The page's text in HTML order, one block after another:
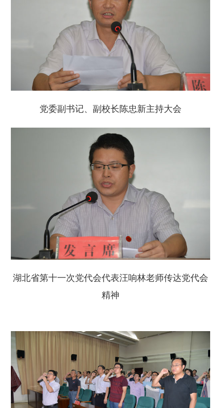
党委副书记、副校长陈忠新主持大会
湖北省第十一次党代会代表汪响林老师传达党代会
精神